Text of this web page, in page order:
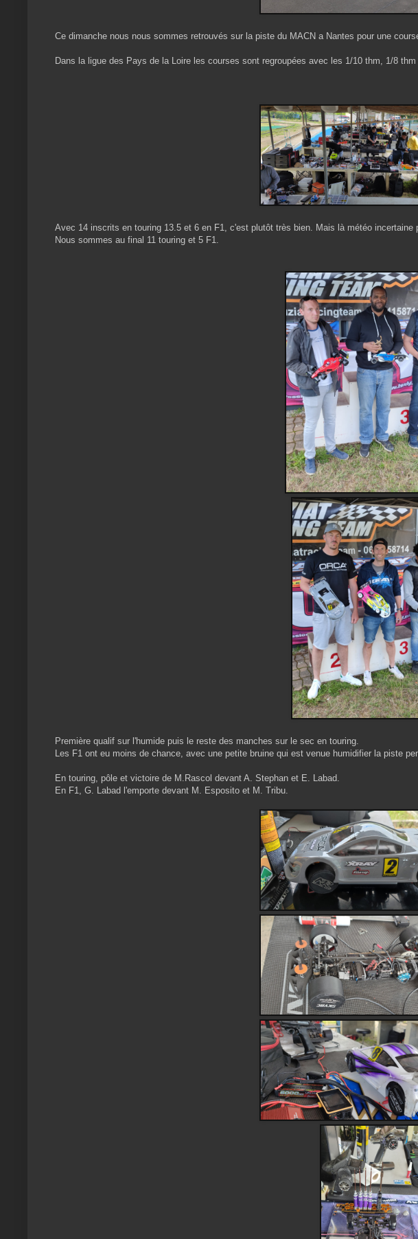
Ce dimanche nous nous sommes retrouvés sur la piste du MACN a Nantes pour une
Dans la ligue des Pays de la Loire les courses sont regroupées avec les 1/10 thm, 1/8
Avec 14 inscrits en touring 13.5 et 6 en F1, c'est plutôt très bien. Mais là météo incertaine
Nous sommes au final 11 touring et 5 F1.
Première qualif sur l'humide puis le reste des manches sur le sec en touring.
Les F1 ont eu moins de chance, avec une petite bruine qui est venue humidifier la piste
En touring, pôle et victoire de M.Rascol devant A. Stephan et E. Labad.
En F1, G. Labad l'emporte devant M. Esposito et M. Tribu.